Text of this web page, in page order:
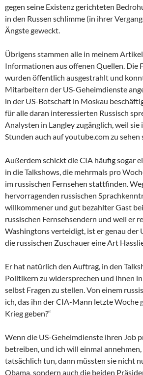
gegen seine Existenz gerichteten
in den Russen schlimme (in ihrer
Ängste geweckt.
Übrigens stammen alle in meinem
Informationen aus offenen Quellen. Die
wurden öffentlich ausgestrahlt und
Mitarbeitern der US-Geheimdienste
in der US-Botschaft in Moskau
für alle daran interessierten Russisch
Analysten in Langley zugänglich, weil
Stunden auch auf youtube.com zu sehen
Außerdem schickt die CIA häufig sogar
in die Talkshows, die mehrmals pro
im russischen Fernsehen stattfinden.
hervorragenden russischen
willkommener und gut bezahlter Gast
russischen Fernsehsendern und weil er
Washingtons verteidigt, ist er genau der
die russischen Zuschauer eine Art
Er hat natürlich den Auftrag, in den
Politikern zu widersprechen und ihnen in
selbst Fragen zu stellen. Von einem
ich, das ihn der CIA-Mann letzte Woche
Krieg geben?“
Wenn die US-Geheimdienste ihren Job
betreiben, und ich will einmal annehmen,
tatsächlich tun, dann müssten sie nicht
Obama, sondern auch die beiden